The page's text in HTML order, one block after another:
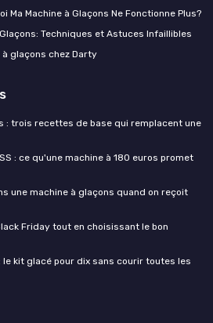
Ma Machine à Glaçons Ne Fonctionne Plus?
Techniques et Astuces Infaillibles
glaçons chez Darty
: trois recettes de base qui remplacent une
: ce qu'une machine à 180 euros promet
une machine à glaçons quand on reçoit
Friday tout en choisissant le bon
le kit glacé pour dix sans courir toutes les